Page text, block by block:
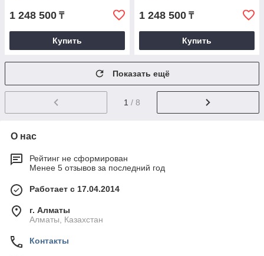
1 248 500 ₸
Купить
1 248 500 ₸
Купить
Показать ещё
1 / 8
О нас
Рейтинг не сформирован
Менее 5 отзывов за последний год
Работает с 17.04.2014
г. Алматы
Алматы, Казахстан
Контакты